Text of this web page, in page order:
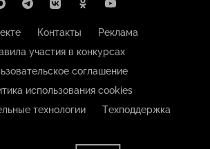
Контакты
Реклама
участия в конкурсах
соглашение
использования cookies
технологии
Техподдержка